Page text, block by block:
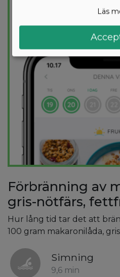
PROVA
Förbränning av
gris-nötfärs,
Hur lång tid tar det att
100 gram makaronilåda,
Simning
9,6 min
Läs